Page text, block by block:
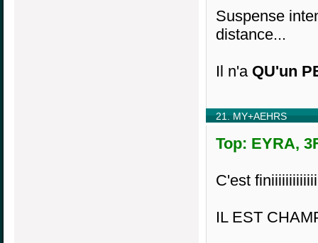
Suspense
distance...
Il n'a QU'un
21. MY+AEHRS
Top: EYRA,
C'est
IL EST